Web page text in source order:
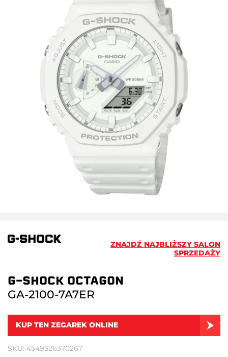
ZNAJDŹ NAJBLIŻSZY SALON
SPRZEDAŻY
G-SHOCK OCTAGON
GA-2100-7A7ER
KUP TEN ZEGAREK ONLINE
SKU: 4549526370267